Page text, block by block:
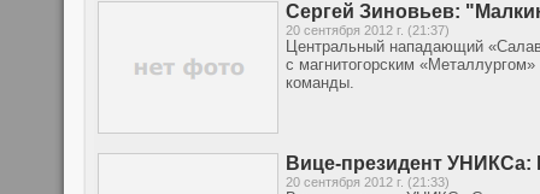
Сергей Зиновьев:
20 сентября 2012 г. (21:37)
Центральный нападающий
с магнитогорским
команды.
Вице-президент УНИКСа:
20 сентября 2012 г. (21:33)